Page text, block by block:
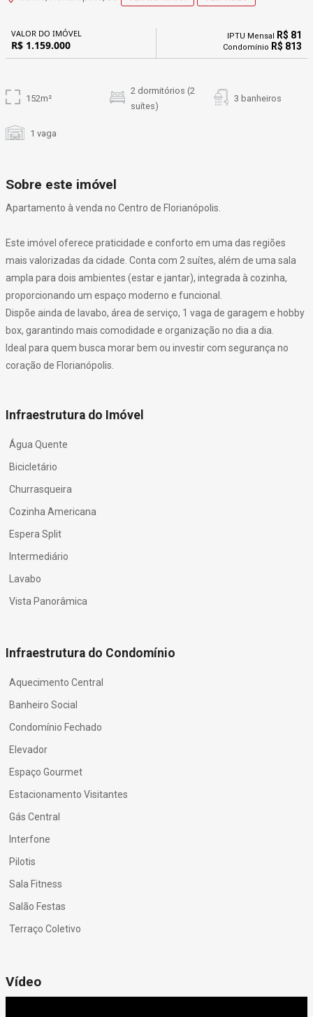
VALOR DO IMÓVEL
R$ 1.159.000
IPTU Mensal R$ 81
Condomínio R$ 813
152m²
2 dormitórios (2
suítes)
3 banheiros
1 vaga
Sobre este imóvel
Apartamento à venda no Centro de Florianópolis.
Este imóvel oferece praticidade e conforto em uma das regiões
mais valorizadas da cidade. Conta com 2 suítes, além de uma sala
ampla para dois ambientes (estar e jantar), integrada à cozinha,
proporcionando um espaço moderno e funcional.
Dispõe ainda de lavabo, área de serviço, 1 vaga de garagem e hobby
box, garantindo mais comodidade e organização no dia a dia.
Ideal para quem busca morar bem ou investir com segurança no
coração de Florianópolis.
Infraestrutura do Imóvel
Água Quente
Bicicletário
Churrasqueira
Cozinha Americana
Espera Split
Intermediário
Lavabo
Vista Panorâmica
Infraestrutura do Condomínio
Aquecimento Central
Banheiro Social
Condomínio Fechado
Elevador
Espaço Gourmet
Estacionamento Visitantes
Gás Central
Interfone
Pilotis
Sala Fitness
Salão Festas
Terraço Coletivo
Vídeo